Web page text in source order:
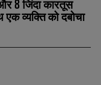
8 जिंदा कारतूस
व्यक्ति को दबोचा